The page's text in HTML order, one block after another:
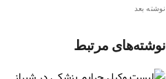
نوشته بعد
نوشته‌های مرتبط